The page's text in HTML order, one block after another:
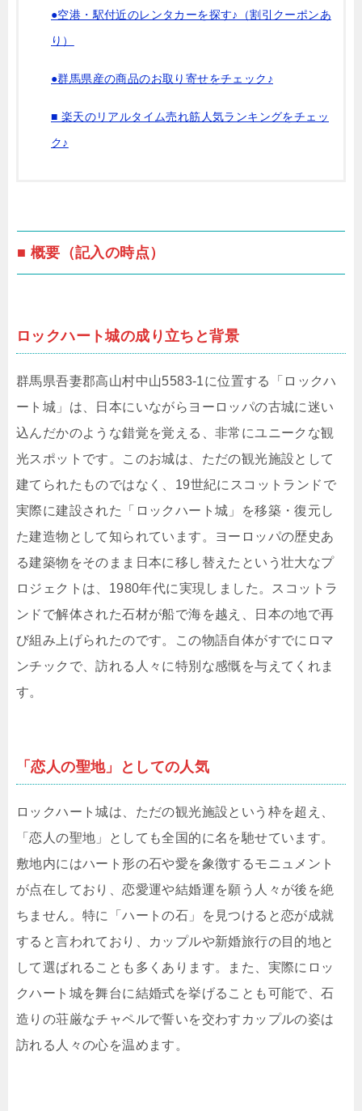
●空港・駅付近のレンタカーを探す♪（割引クーポンあ
り）
●群馬県産の商品のお取り寄せをチェック♪
■ 楽天のリアルタイム売れ筋人気ランキングをチェッ
ク♪
■ 概要（記入の時点）
ロックハート城の成り立ちと背景
群馬県吾妻郡高山村中山5583-1に位置する「ロックハ
ート城」は、日本にいながらヨーロッパの古城に迷い
込んだかのような錯覚を覚える、非常にユニークな観
光スポットです。このお城は、ただの観光施設として
建てられたものではなく、19世紀にスコットランドで
実際に建設された「ロックハート城」を移築・復元し
た建造物として知られています。ヨーロッパの歴史あ
る建築物をそのまま日本に移し替えたという壮大なプ
ロジェクトは、1980年代に実現しました。スコットラ
ンドで解体された石材が船で海を越え、日本の地で再
び組み上げられたのです。この物語自体がすでにロマ
ンチックで、訪れる人々に特別な感慨を与えてくれま
す。
「恋人の聖地」としての人気
ロックハート城は、ただの観光施設という枠を超え、
「恋人の聖地」としても全国的に名を馳せています。
敷地内にはハート形の石や愛を象徴するモニュメント
が点在しており、恋愛運や結婚運を願う人々が後を絶
ちません。特に「ハートの石」を見つけると恋が成就
すると言われており、カップルや新婚旅行の目的地と
して選ばれることも多くあります。また、実際にロッ
クハート城を舞台に結婚式を挙げることも可能で、石
造りの荘厳なチャペルで誓いを交わすカップルの姿は
訪れる人々の心を温めます。